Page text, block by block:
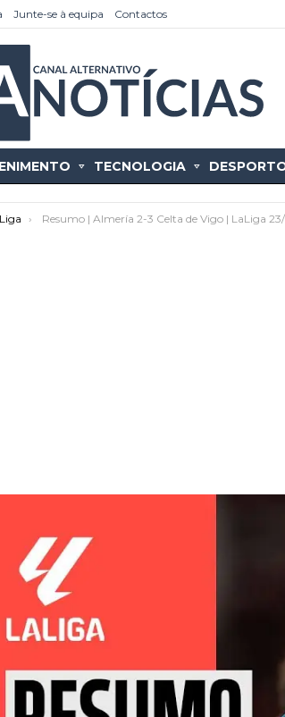
Junte-se à equipa Contactos
TECNOLOGIA
Resumo | Almería 2-3 Celta de Vigo | LaLiga